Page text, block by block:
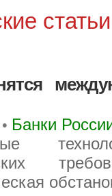
статьи
• Банки